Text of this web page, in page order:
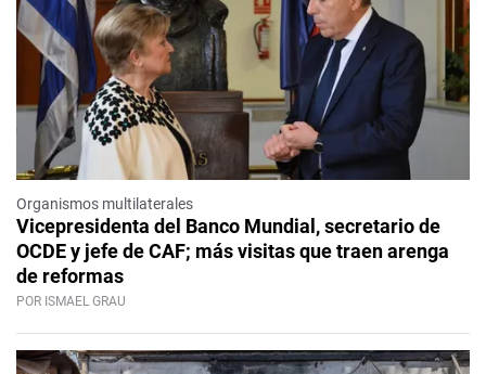
Organismos multilaterales
Vicepresidenta del Banco Mundial, secretario de
OCDE y jefe de CAF; más visitas que traen arenga
de reformas
POR ISMAEL GRAU